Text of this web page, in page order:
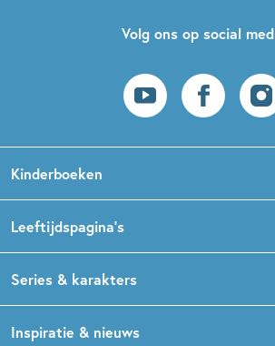
Volg ons op social
Kinderboeken
Prentenboeken
Babyboeken
Leeftijdspagina’s
Boekentips 1,5 - 3 jaar
Series & karakters
Inspiratie & nieuws